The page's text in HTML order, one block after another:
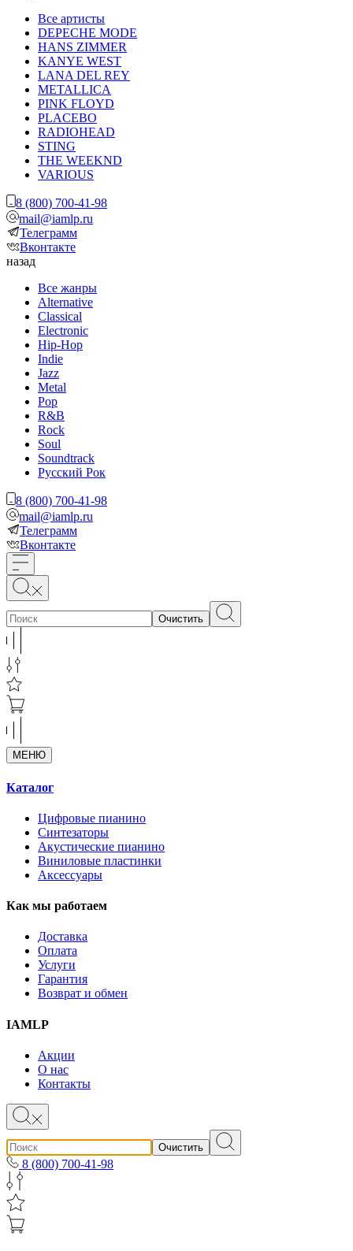
Все артисты
DEPECHE MODE
HANS ZIMMER
KANYE WEST
LANA DEL REY
METALLICA
PINK FLOYD
PLACEBO
RADIOHEAD
STING
THE WEEKND
VARIOUS
8 (800) 700-41-98
mail@iamlp.ru
Телеграмм
Вконтакте
назад
Все жанры
Alternative
Classical
Electronic
Hip-Hop
Indie
Jazz
Metal
Pop
R&B
Rock
Soul
Soundtrack
Русский Рок
8 (800) 700-41-98
mail@iamlp.ru
Телеграмм
Вконтакте
Очистить
МЕНЮ
Каталог
Цифровые пианино
Синтезаторы
Акустические пианино
Виниловые пластинки
Аксессуары
Как мы работаем
Доставка
Оплата
Услуги
Гарантия
Возврат и обмен
IAMLP
Акции
О нас
Контакты
Очистить
8 (800) 700-41-98